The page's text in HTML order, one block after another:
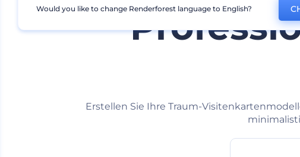
Erstellen Sie Ihre Traum-
Would you like to change Renderforest language to English?